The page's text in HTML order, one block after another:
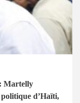
Martelly
d’Haïti,